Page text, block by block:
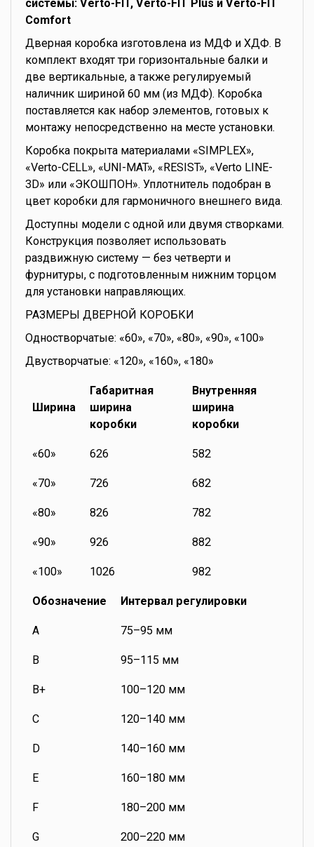
системы: Verto-FIT, Verto-FIT Plus и Verto-FIT
Comfort
Дверная коробка изготовлена из МДФ и ХДФ. В
комплект входят три горизонтальные балки и
две вертикальные, а также регулируемый
наличник шириной 60 мм (из МДФ). Коробка
поставляется как набор элементов, готовых к
монтажу непосредственно на месте установки.
Коробка покрыта материалами «SIMPLEX»,
«Verto-CELL», «UNI-MAT», «RESIST», «Verto LINE-
3D» или «ЭКОШПОН». Уплотнитель подобран в
цвет коробки для гармоничного внешнего вида.
Доступны модели с одной или двумя створками.
Конструкция позволяет использовать
раздвижную систему — без четверти и
фурнитуры, с подготовленным нижним торцом
для установки направляющих.
РАЗМЕРЫ ДВЕРНОЙ КОРОБКИ
Одностворчатые: «60», «70», «80», «90», «100»
Двустворчатые: «120», «160», «180»
Ширина
Габаритная
ширина
коробки
Внутренняя
ширина
коробки
«60» 626 582
«70» 726 682
«80» 826 782
«90» 926 882
«100» 1026 982
Обозначение Интервал регулировки
A 75–95 мм
B 95–115 мм
B+ 100–120 мм
C 120–140 мм
D 140–160 мм
E 160–180 мм
F 180–200 мм
G 200–220 мм